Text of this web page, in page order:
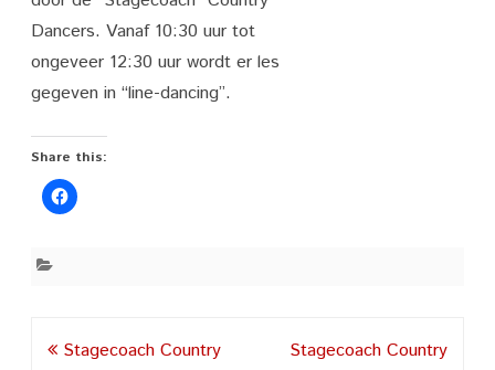
Dancers. Vanaf 10:30 uur tot
ongeveer 12:30 uur wordt er les
gegeven in “line-dancing”.
Share this:
PostStagecoach Country
Stagecoach Country